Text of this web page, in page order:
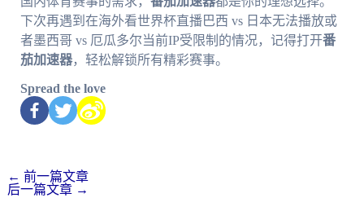
下次再遇到在海外看世界杯直播巴西 vs 日本无法播放或
者墨西哥 vs 厄瓜多尔当前IP受限制的情况，记得打开番
茄加速器，轻松解锁所有精彩赛事。
Spread the love
← 前一篇文章
后一篇文章 →